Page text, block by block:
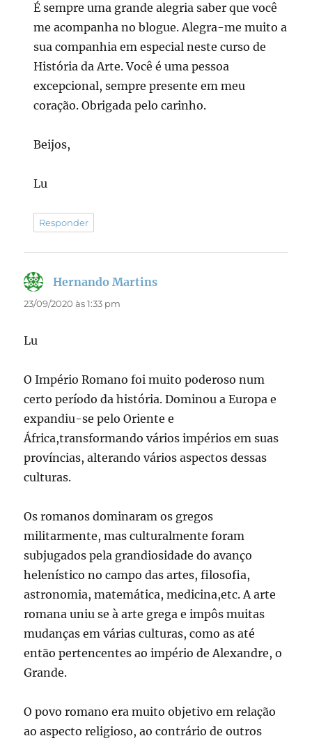
É sempre uma grande alegria saber que você
me acompanha no blogue. Alegra-me muito a
sua companhia em especial neste curso de
História da Arte. Você é uma pessoa
excepcional, sempre presente em meu
coração. Obrigada pelo carinho.
Beijos,
Lu
Responder
Hernando Martins
23/09/2020 às 1:33 pm
Lu
O Império Romano foi muito poderoso num
certo período da história. Dominou a Europa e
expandiu-se pelo Oriente e
África,transformando vários impérios em suas
províncias, alterando vários aspectos dessas
culturas.
Os romanos dominaram os gregos
militarmente, mas culturalmente foram
subjugados pela grandiosidade do avanço
helenístico no campo das artes, filosofia,
astronomia, matemática, medicina,etc. A arte
romana uniu se à arte grega e impôs muitas
mudanças em várias culturas, como as até
então pertencentes ao império de Alexandre, o
Grande.
O povo romano era muito objetivo em relação
ao aspecto religioso, ao contrário de outros